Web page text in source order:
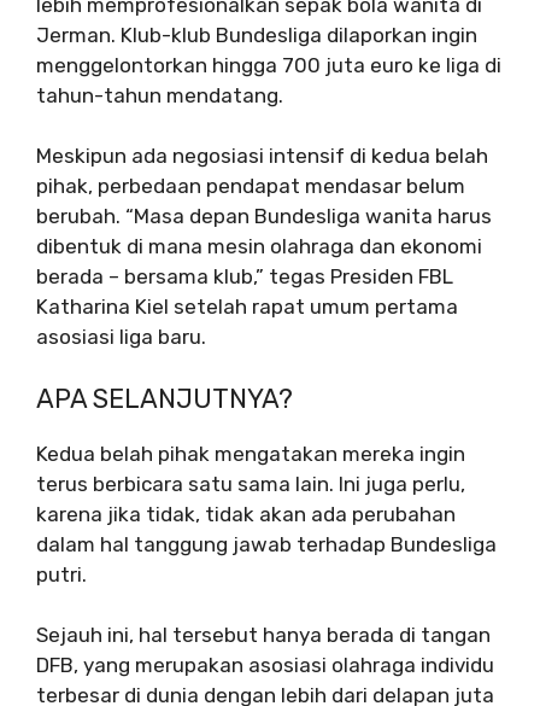
Jerman. Klub-klub Bundesliga dilaporkan ingin
menggelontorkan hingga 700 juta euro ke liga di
tahun-tahun mendatang.
Meskipun ada negosiasi intensif di kedua belah
pihak, perbedaan pendapat mendasar belum
berubah. “Masa depan Bundesliga wanita harus
dibentuk di mana mesin olahraga dan ekonomi
berada – bersama klub,” tegas Presiden FBL
Katharina Kiel setelah rapat umum pertama
asosiasi liga baru.
APA SELANJUTNYA?
Kedua belah pihak mengatakan mereka ingin
terus berbicara satu sama lain. Ini juga perlu,
karena jika tidak, tidak akan ada perubahan
dalam hal tanggung jawab terhadap Bundesliga
putri.
Sejauh ini, hal tersebut hanya berada di tangan
DFB, yang merupakan asosiasi olahraga individu
terbesar di dunia dengan lebih dari delapan juta